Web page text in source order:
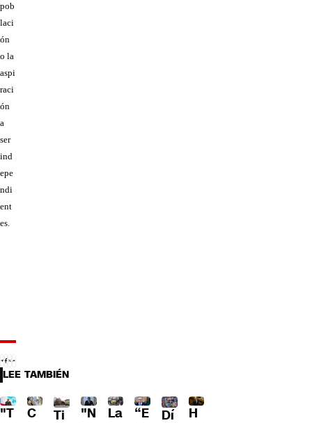
pob
laci
ón
o la
aspi
raci
ón
a
ser
ind
epe
ndi
ent
es.
LEE TAMBIÉN
"T
C
Ti
"N
La
“E
Dí
H